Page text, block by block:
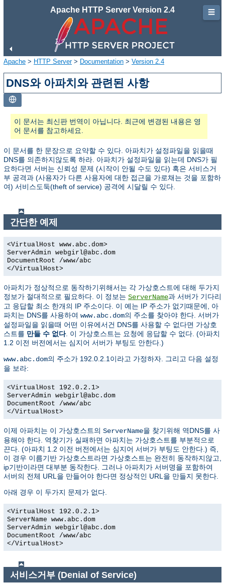
Apache HTTP Server Version 2.4
Apache > HTTP Server> Documentation > Version 2.4
DNS와 아파치와 관련된 사항
이 문서는 최신판 번역이 아닙니다. 최근에 변경된 내용은 영
어 문서를 참고하세요.
이 문서를 한 문장으로 요약할 수 있다. 아파치가 설정파일을 읽을때
DNS를 의존하지않도록 하라. 아파치가 설정파일을 읽는데 DNS가 필
요하다면 서버는 신뢰성 문제 (시작이 안될 수도 있다) 혹은 서비스거
부 공격과 (사용자가 다른 사용자에 대한 접근을 가로채는 것을 포함하
여) 서비스도둑(theft of service) 공격에 시달릴 수 있다.
간단한 예제
<VirtualHost www.abc.dom>
ServerAdmin webgirl@abc.dom
DocumentRoot /www/abc
</VirtualHost>
아파치가 정상적으로 동작하기위해서는 각 가상호스트에 대해 두가지
정보가 절대적으로 필요하다. 이 정보는 ServerName과 서버가 기다리
고 응답할 최소 한개의 IP 주소이다. 이 예는 IP 주소가 없기때문에, 아
파치는 DNS를 사용하여 www.abc.dom의 주소를 찾아야 한다. 서버가
설정파일을 읽을때 어떤 이유에서건 DNS를 사용할 수 없다면 가상호
스트를 만들 수 없다. 이 가상호스트는 요청에 응답할 수 없다. (아파치
1.2 이전 버전에서는 심지어 서버가 부팅도 안한다.)
www.abc.dom의 주소가 192.0.2.1이라고 가정하자. 그리고 다음 설정
을 보라:
<VirtualHost 192.0.2.1>
ServerAdmin webgirl@abc.dom
DocumentRoot /www/abc
</VirtualHost>
이제 아파치는 이 가상호스트의 ServerName을 찾기위해 역DNS를 사
용해야 한다. 역찾기가 실패하면 아파치는 가상호스트를 부분적으로
끈다. (아파치 1.2 이전 버전에서는 심지어 서버가 부팅도 안한다.) 즉,
이 경우 이름기반 가상호스트라면 가상호스트는 완전히 동작하지않고,
ip기반이라면 대부분 동작한다. 그러나 아파치가 서버명을 포함하여
서버의 전체 URL을 만들어야 한다면 정상적인 URL을 만들지 못한다.
아래 경우 이 두가지 문제가 없다.
<VirtualHost 192.0.2.1>
ServerName www.abc.dom
ServerAdmin webgirl@abc.dom
DocumentRoot /www/abc
</VirtualHost>
서비스거부 (Denial of Service)
☰